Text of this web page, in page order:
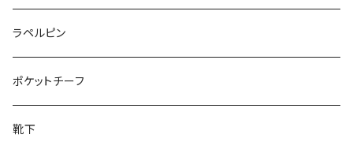
50/XL～
27cm～
28cm～
ラペルピン
ポケットチーフ
靴下